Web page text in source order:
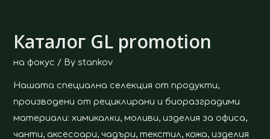
Каталог GL promotion
на фокус / Bystankov
Нашата специална селекция от продукти,
производени от рециклирани и биоразградими
материали: химикалки, моливи, изделия за офиса,
чанти, аксесоари, чадъри, текстил, кожа, изделия
Каталог